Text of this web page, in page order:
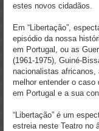
estes novos cidadãos.
Em “Libertação”,
episódio da nossa
em Portugal, ou as
(1961-1975), Guiné-
nacionalistas africanos,
melhor entender o
em Portugal e a sua
“Libertação” é um
estreia neste Teatro no